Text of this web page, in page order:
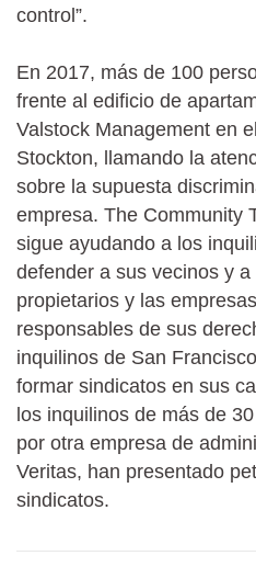
control”.
En 2017, más de 100
frente al edificio de
Valstock Management en
Stockton, llamando la
sobre la supuesta
empresa. The Community
sigue ayudando a los
defender a sus vecinos y
propietarios y las
responsables de sus
inquilinos de San
formar sindicatos en sus
los inquilinos de más de
por otra empresa de
Veritas, han presentado
sindicatos.